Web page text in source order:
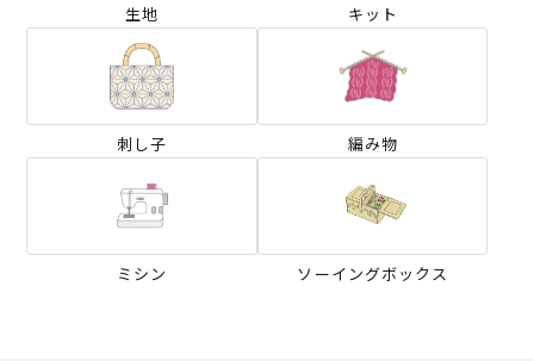
生地 キット
刺し子 編み物
ミシン ソーイングボックス